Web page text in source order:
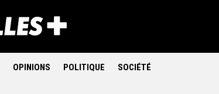
OPINIONS POLITIQUE SOCIÉTÉ